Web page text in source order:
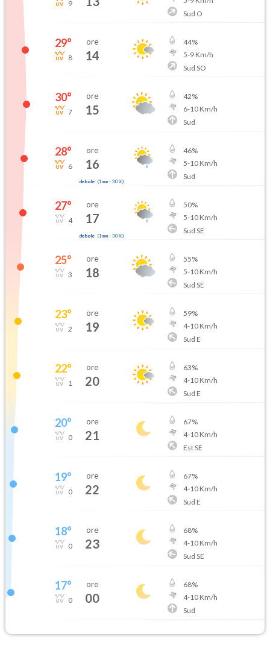
9
Sud O
29°
8
ore
14
44%
5-9Km/h
Sud SO
30°
7
ore
15
42%
6-10Km/h
Sud
28°
6
ore
16
debole (1mm- 30 %)
46%
5-10Km/h
Sud
27°
4
ore
17
debole (1mm- 30 %)
50%
5-10Km/h
Sud SE
25°
3
ore
18
55%
5-10Km/h
Sud SE
23°
2
ore
19
59%
4-10Km/h
Sud E
22°
1
ore
20
63%
4-10Km/h
Sud E
20°
0
ore
21
67%
4-10Km/h
Est SE
19°
0
ore
22
67%
4-10Km/h
Sud E
18°
0
ore
23
68%
4-10Km/h
Sud SE
17°
0
ore
00
68%
4-10Km/h
Sud